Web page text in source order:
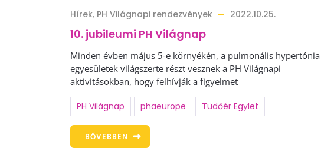
Hírek, PH Világnapi rendezvények 2022.10.25.
10. jubileumi PH Világnap
Minden évben május 5-e környékén, a pulmonális hypertónia
egyesületek világszerte részt vesznek a PH Világnapi
aktivitásokban, hogy felhívják a figyelmet
PH Világnap phaeurope Tüdőér Egylet
BŐVEBBEN